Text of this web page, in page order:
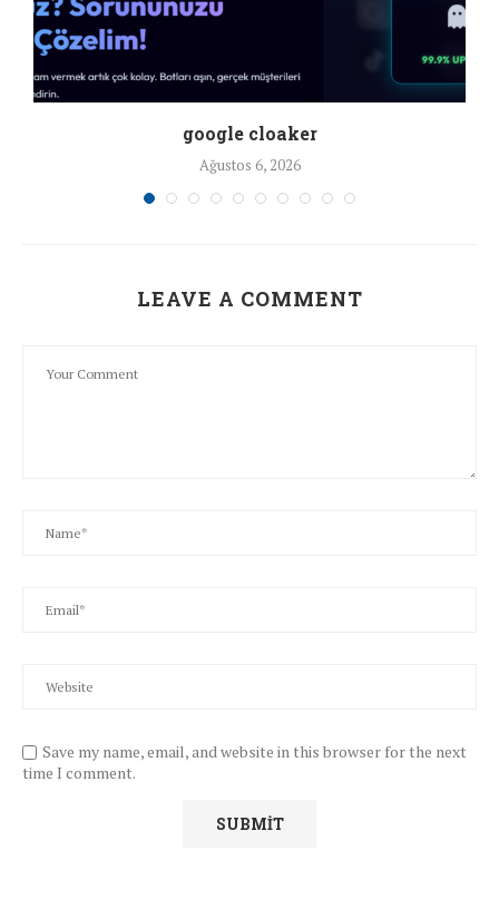
google cloaker
Ağustos 6, 2026
LEAVE A COMMENT
Save my name, email, and website in this browser for the next
time I comment.